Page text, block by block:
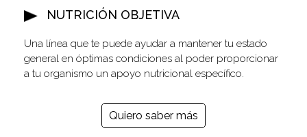
NUTRICIÓN OBJETIVA
Una línea que te puede ayudar a mantener tu estado
general en óptimas condiciones al poder proporcionar
a tu organismo un apoyo nutricional específico.
Quiero saber más